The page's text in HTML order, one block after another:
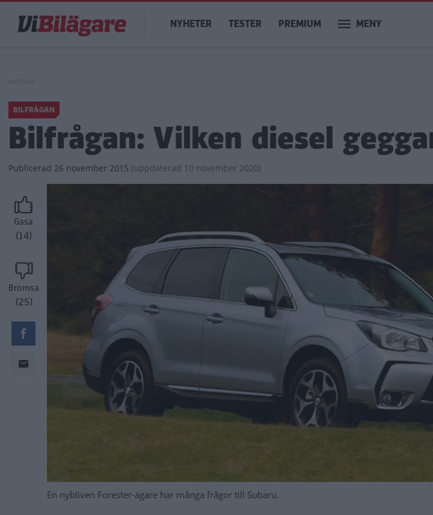
huvudinnehåll
Main
navigation
NYHETER TESTER PREMIUM MENY
BILFRÅGAN
Bilfrågan: Vilken diesel
Publicerad 26 november 2015 (uppdaterad 10 november 2020)
Gasa
(14)
Bromsa
(25)
En nybliven Forester-ägare har många frågor till Subaru.